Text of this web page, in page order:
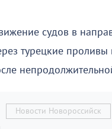
судов в
турецкие проливы
Новости Новороссийск